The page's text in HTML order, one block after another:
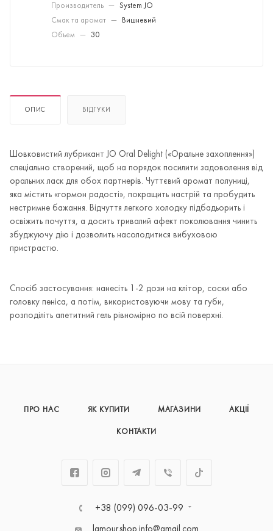
Производитель —
System JO
Смак та аромат
—
Вишневий
Объем
— 30
ОПИС ВІДГУКИ
Шовковистий лубрикант JO Oral Delight («Оральне захоплення»)
спеціально створений, щоб на порядок посилити задоволення від
оральних ласк для обох партнерів. Чуттєвий аромат полуниці,
яка містить «гормон радості», покращить настрій та пробудить
нестримне бажання. Відчуття легкого холодку підбадьорить і
освіжить почуття, а досить тривалий афект поколювання чинить
збуджуючу дію і дозволить насолодитися вибуховою
пристрастю.
Спосіб застосування: нанесіть 1-2 дози на клітор, соски або
головку пеніса, а потім, використовуючи мову та губи,
розподіліть апетитний гель рівномірно по всій поверхні.
ПРО НАС ЯК КУПИТИ МАГАЗИНИ АКЦІЇ
КОНТАКТИ
+38 (099) 096-03-99